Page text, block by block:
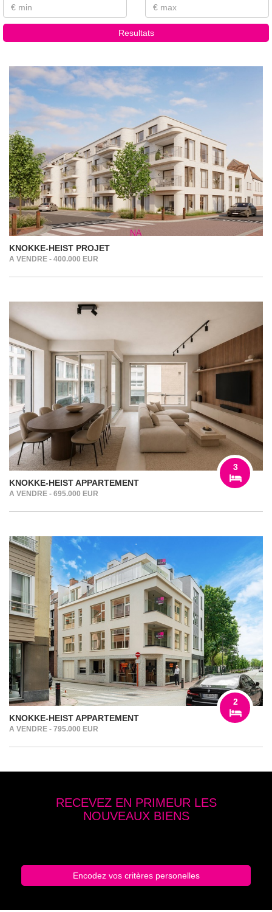
KNOKKE-HEIST PROJET
A VENDRE - 400.000 EUR
KNOKKE-HEIST APPARTEMENT
A VENDRE - 695.000 EUR
3
KNOKKE-HEIST APPARTEMENT
A VENDRE - 795.000 EUR
2
RECEVEZ EN PRIMEUR LES
NOUVEAUX BIENS
Encodez vos critères personelles